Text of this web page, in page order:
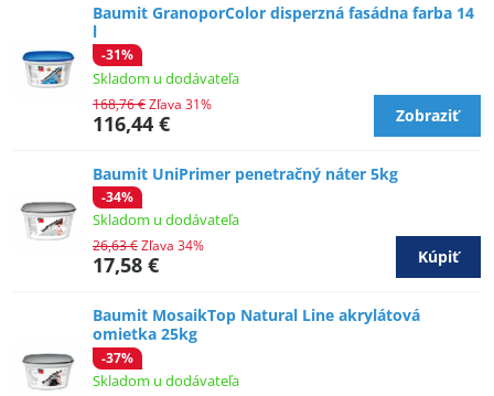
Baumit GranoporColor disperzná fasádna farba 14
l
-31%
Skladom u dodávateľa
116,44 €
168,76 €Zľava 31%
Zobraziť
Baumit UniPrimer penetračný náter 5kg
-34%
Skladom u dodávateľa
17,58 €
26,63 €Zľava 34%
Kúpiť
Baumit MosaikTop Natural Line akrylátová
omietka 25kg
-37%
Skladom u dodávateľa